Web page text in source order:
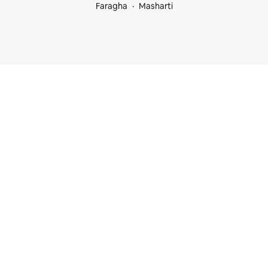
Faragha
Masharti